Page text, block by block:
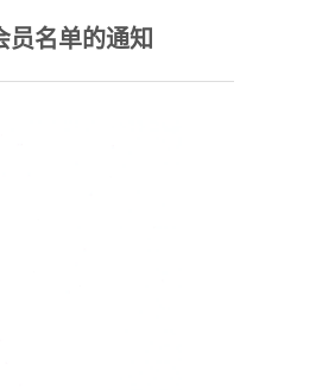
员名单的通知